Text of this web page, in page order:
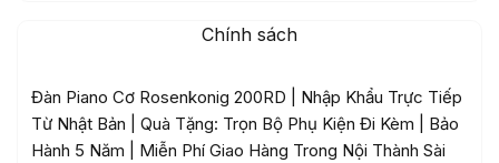
Chính sách
Đàn Piano Cơ Rosenkonig 200RD | Nhập Khẩu Trực Tiếp
Từ Nhật Bản | Quà Tặng: Trọn Bộ Phụ Kiện Đi Kèm | Bảo
Hành 5 Năm | Miễn Phí Giao Hàng Trong Nội Thành Sài